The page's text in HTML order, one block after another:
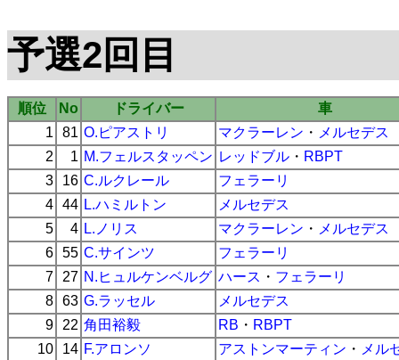
予選2回目
順位 No ドライバー
車
1
81 O.ピアストリ マクラーレン ・ メルセデス
2
1 M.フェルスタッペン レッドブル ・ RBPT
3
16 C.ルクレール
フェラーリ
4 44 L.ハミルトン
メルセデス
5
4 L.ノリス マクラーレン ・ メルセデス
6 55 C.サインツ
フェラーリ
7
27 N.ヒュルケンベルグ ハース ・ フェラーリ
8 63 G.ラッセル
メルセデス
9
22 角田裕毅 RB ・ RBPT
10
14 F.アロンソ アストンマーティン ・ メル